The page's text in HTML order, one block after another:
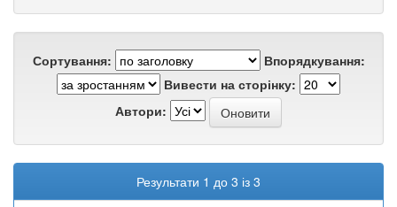
Сортування:
Впорядкування:
Вивести на сторінку:
Автори:
Результати 1 до 3 із 3